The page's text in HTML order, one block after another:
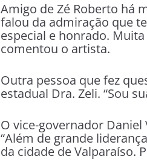
Amigo de Zé Roberto há
falou da admiração que
especial e honrado.
comentou o artista.
Outra pessoa que fez
estadual Dra. Zeli. “Sou
O vice-governador
“Além de grande
da cidade de Valparaíso.